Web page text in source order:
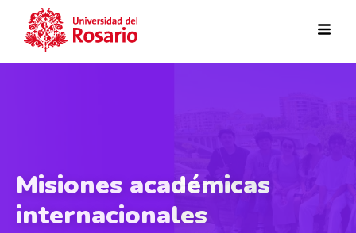
Misiones académicas
internacionales